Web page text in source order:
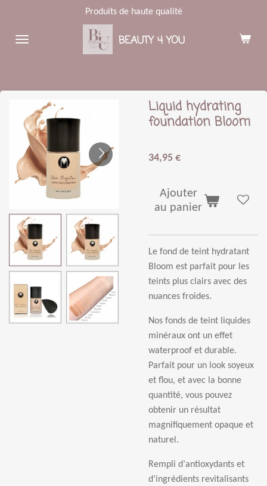
contenu
BEAUTY 4 YOU
Produits de haute qualité
Liquid hydrating
foundation Bloom
34,95 €
Ajouter
au panier
Le fond de teint hydratant
Bloom est parfait pour les
teints plus clairs avec des
nuances froides.
Nos fonds de teint liquides
minéraux ont un effet
waterproof et durable.
Parfait pour un look soyeux
et flou, et avec la bonne
quantité, vous pouvez
obtenir un résultat
magnifiquement opaque et
naturel.
Rempli d’antioxydants et
d’ingrédients revitalisants